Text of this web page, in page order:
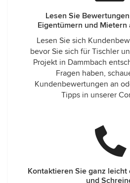
Lesen Sie
Eigentümern und Mietern
Lesen Sie sich
bevor Sie sich für Tischler
Projekt in Dammbach
Fragen haben,
Kundenbewertungen an
Tipps in unserer
Kontaktieren Sie ganz
und